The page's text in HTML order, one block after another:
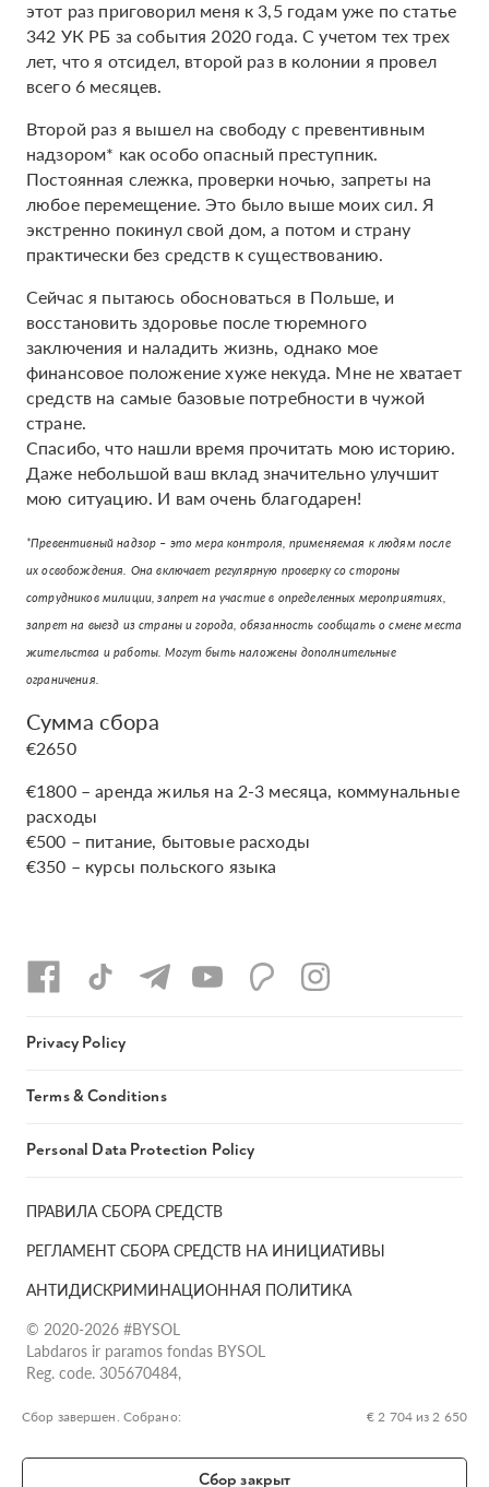
этот раз приговорил меня к 3,5 годам уже по статье
342 УК РБ за события 2020 года. С учетом тех трех
лет, что я отсидел, второй раз в колонии я провел
всего 6 месяцев.
Второй раз я вышел на свободу с превентивным
надзором* как особо опасный преступник.
Постоянная слежка, проверки ночью, запреты на
любое перемещение. Это было выше моих сил. Я
экстренно покинул свой дом, а потом и страну
практически без средств к существованию.
Сейчас я пытаюсь обосноваться в Польше, и
восстановить здоровье после тюремного
заключения и наладить жизнь, однако мое
финансовое положение хуже некуда. Мне не хватает
средств на самые базовые потребности в чужой
стране.
Спасибо, что нашли время прочитать мою историю.
Даже небольшой ваш вклад значительно улучшит
мою ситуацию. И вам очень благодарен!
*Превентивный надзор – это мера контроля, применяемая к людям после
их освобождения. Она включает регулярную проверку со стороны
сотрудников милиции, запрет на участие в определенных мероприятиях,
запрет на выезд из страны и города, обязанность сообщать о смене места
жительства и работы. Могут быть наложены дополнительные
ограничения.
Сумма сбора
€2650
€1800 – аренда жилья на 2-3 месяца, коммунальные
расходы
€500 – питание, бытовые расходы
€350 – курсы польского языка
Сбор завершен. Собрано: € 2 704 из 2 650
Сбор закрыт
ПРАВИЛА СБОРА СРЕДСТВ
РЕГЛАМЕНТ СБОРА СРЕДСТВ НА ИНИЦИАТИВЫ
АНТИДИСКРИМИНАЦИОННАЯ ПОЛИТИКА
© 2020-2026 #BYSOL
Labdaros ir paramos fondas BYSOL
Reg. code. 305670484,
g.17-1, LT-13253
SWIFT kodas HABALT22
Privacy Policy
Terms & Conditions
Personal Data Protection Policy